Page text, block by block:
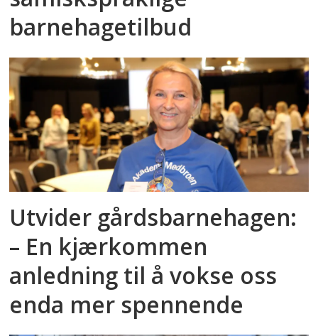
barnehagetilbud
Utvider gårdsbarnehagen:
– En kjærkommen
anledning til å vokse oss
enda mer spennende